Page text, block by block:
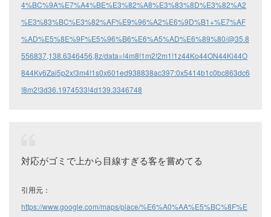
4%BC%9A%E7%A4%BE%E3%82%A8%E3%83%8D%E3%82%A2
%E3%83%BC%E3%82%AF%E9%96%A2%E6%9D%B1+%E7%AF
%AD%E5%8E%9F%E5%96%B6%E6%A5%AD%E6%89%80/@35.8
556837,138.6346456,8z/data=!4m8!1m2!2m1!1z44Ko44ON44Ki44O
844Kv6Zai5p2x!3m4!1s0x601ed938838ac397:0x5414b1c0bc863dc6
!8m2!3d36.1974533!4d139.3346748
対応がゴミで上から目線すぎる客を嘗めてる
引用元：
https://www.google.com/maps/place/%E6%A0%AA%E5%BC%8F%E